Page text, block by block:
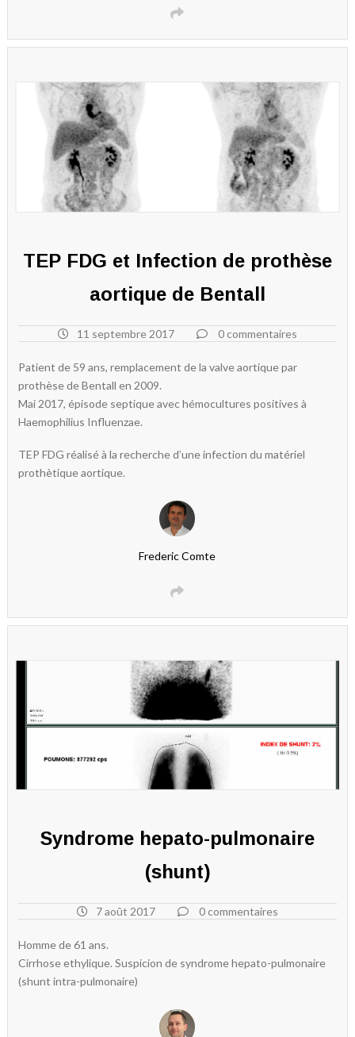
TEP FDG et Infection de prothèse
aortique de Bentall
11 septembre 2017 0 commentaires
Patient de 59 ans, remplacement de la valve aortique par
prothèse de Bentall en 2009.
Mai 2017, épisode septique avec hémocultures positives à
Haemophilius Influenzae.
TEP FDG réalisé à la recherche d’une infection du matériel
prothètique aortique.
Frederic Comte
Syndrome hepato-pulmonaire
(shunt)
7 août 2017 0 commentaires
Homme de 61 ans.
Cirrhose ethylique. Suspicion de syndrome hepato-pulmonaire
(shunt intra-pulmonaire)